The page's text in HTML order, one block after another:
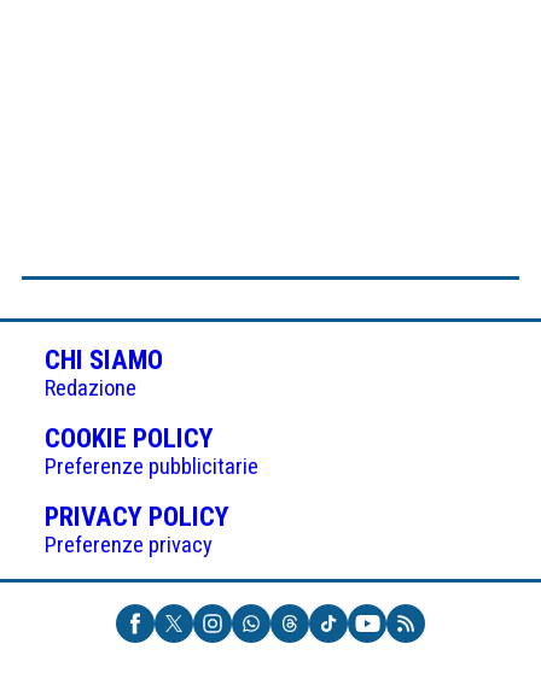
CHI SIAMO
Redazione
COOKIE POLICY(APRE
IN
UNA
NUOVA
Preferenze pubblicitarie
PRIVACY POLICY(APRE
UNA
NUOVA
SCHEDA)
Preferenze privacy